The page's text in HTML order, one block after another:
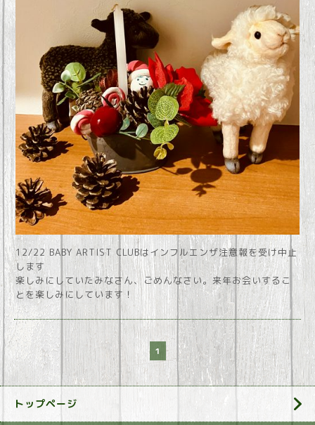
12/22 BABY ARTIST CLUBはインフルエンザ注意報を受け中止
します
楽しみにしていたみなさん、ごめんなさい。来年お会いするこ
とを楽しみにしています！
1
トップページ